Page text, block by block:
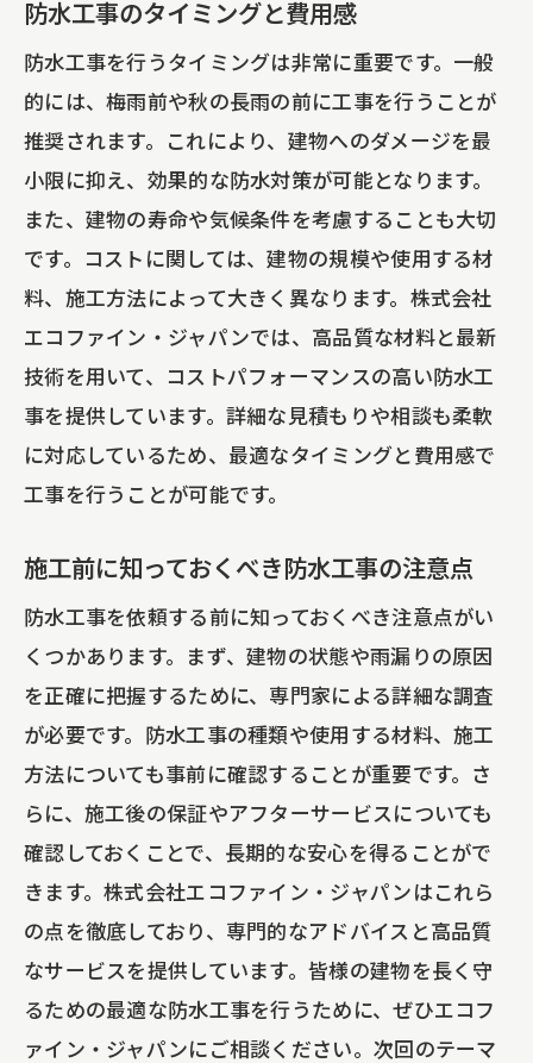
防水工事のタイミングと費用感
防水工事を行うタイミングは非常に重要です。一般
的には、梅雨前や秋の長雨の前に工事を行うことが
推奨されます。これにより、建物へのダメージを最
小限に抑え、効果的な防水対策が可能となります。
また、建物の寿命や気候条件を考慮することも大切
です。コストに関しては、建物の規模や使用する材
料、施工方法によって大きく異なります。株式会社
エコファイン・ジャパンでは、高品質な材料と最新
技術を用いて、コストパフォーマンスの高い防水工
事を提供しています。詳細な見積もりや相談も柔軟
に対応しているため、最適なタイミングと費用感で
工事を行うことが可能です。
施工前に知っておくべき防水工事の注意点
防水工事を依頼する前に知っておくべき注意点がい
くつかあります。まず、建物の状態や雨漏りの原因
を正確に把握するために、専門家による詳細な調査
が必要です。防水工事の種類や使用する材料、施工
方法についても事前に確認することが重要です。さ
らに、施工後の保証やアフターサービスについても
確認しておくことで、長期的な安心を得ることがで
きます。株式会社エコファイン・ジャパンはこれら
の点を徹底しており、専門的なアドバイスと高品質
なサービスを提供しています。皆様の建物を長く守
るための最適な防水工事を行うために、ぜひエコフ
ァイン・ジャパンにご相談ください。次回のテーマ